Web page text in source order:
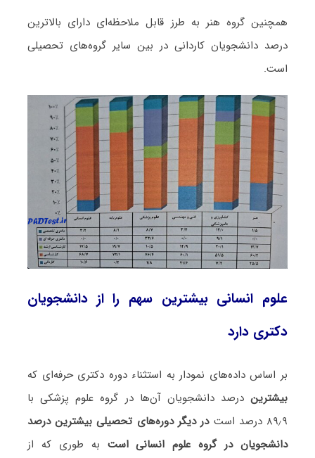
همچنین گروه هنر به طرز قابل ملاحظه‌ای دارای بالاترین
درصد دانشجویان کاردانی در بین سایر گروه‌های تحصیلی
است.
علوم انسانی بیشترین سهم را از دانشجویان
دکتری دارد
بر اساس داده‌های نمودار به استثناء دوره دکتری حرفه‌ای که
بیشتریندرصد دانشجویان آن‌ها در گروه علوم پزشکی با
۸۹٫۹ درصد است
در دیگر دوره‌های تحصیلی بیشترین درصد
دانشجویان در گروه علوم انسانی است به طوری که از